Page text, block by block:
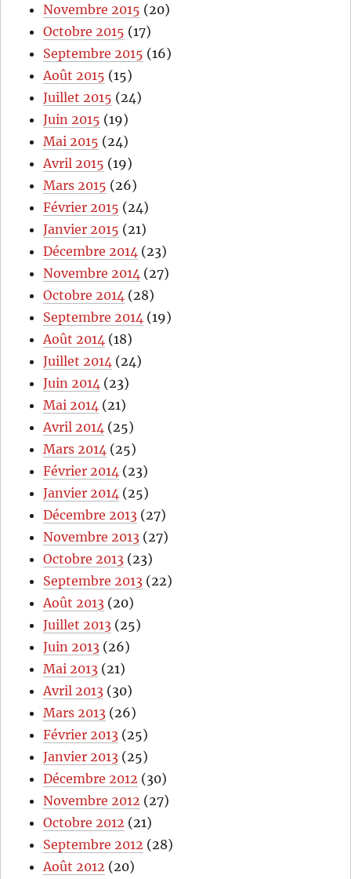
Novembre 2015 (20)
Octobre 2015 (17)
Septembre 2015 (16)
Août 2015 (15)
Juillet 2015 (24)
Juin 2015 (19)
Mai 2015 (24)
Avril 2015 (19)
Mars 2015 (26)
Février 2015 (24)
Janvier 2015 (21)
Décembre 2014 (23)
Novembre 2014 (27)
Octobre 2014 (28)
Septembre 2014 (19)
Août 2014 (18)
Juillet 2014 (24)
Juin 2014 (23)
Mai 2014 (21)
Avril 2014 (25)
Mars 2014 (25)
Février 2014 (23)
Janvier 2014 (25)
Décembre 2013 (27)
Novembre 2013 (27)
Octobre 2013 (23)
Septembre 2013 (22)
Août 2013 (20)
Juillet 2013 (25)
Juin 2013 (26)
Mai 2013 (21)
Avril 2013 (30)
Mars 2013 (26)
Février 2013 (25)
Janvier 2013 (25)
Décembre 2012 (30)
Novembre 2012 (27)
Octobre 2012 (21)
Septembre 2012 (28)
Août 2012 (20)